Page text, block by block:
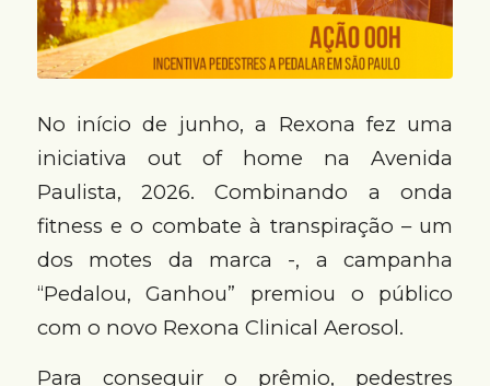
No início de junho, a Rexona fez uma
iniciativa out of home na Avenida
Paulista, 2026. Combinando a onda
fitness e o combate à transpiração – um
dos motes da marca -, a campanha
“Pedalou, Ganhou” premiou o público
com o novo Rexona Clinical Aerosol.
Para conseguir o prêmio, pedestres